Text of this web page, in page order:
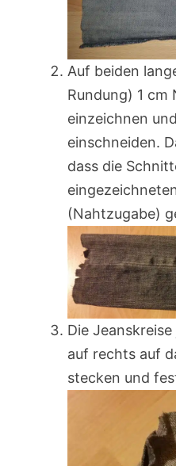
Auf beiden
Rundung) 1 cm
einzeichnen
einschneiden.
dass die
(Nahtzugabe)
Die
auf rechts auf
stecken und